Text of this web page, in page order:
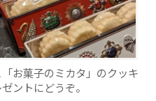
お菓子のミカタ」のクッキ
ントにどうぞ。